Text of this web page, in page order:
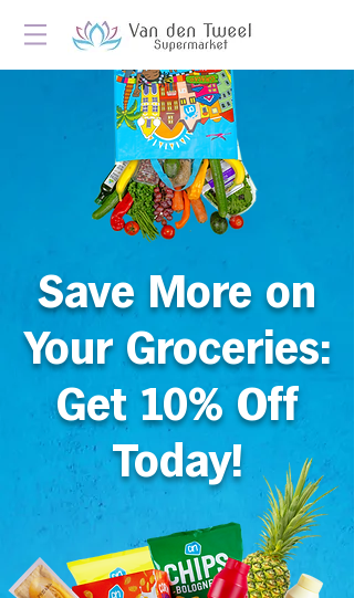
Save More on
Your Groceries:
Get 10% Off
Today!